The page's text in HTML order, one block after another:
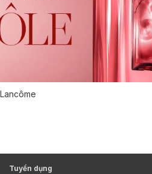
Lancôme
Tuyển dụng